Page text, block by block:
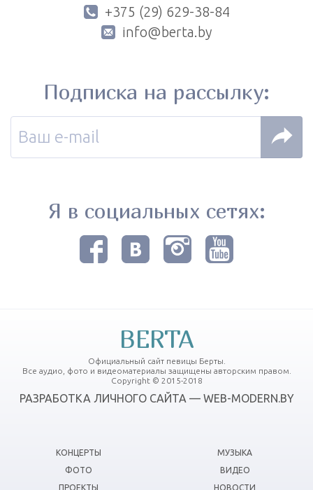
+375 (29) 629-38-84
info@berta.by
Подписка на рассылку:
Я в социальных сетях:
BERTA
Официальный сайт певицы Берты.
Все аудио, фото и видеоматериалы защищены авторским правом.
Copyright © 2015-2018
РАЗРАБОТКА ЛИЧНОГО САЙТА — WEB-MODERN.BY
КОНЦЕРТЫ
ФОТО
ПРОЕКТЫ
МУЗЫКА
ВИДЕО
НОВОСТИ